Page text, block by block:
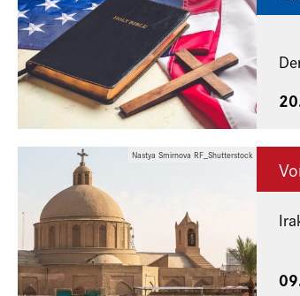
Nastya Smirnova RF_Shutterstock